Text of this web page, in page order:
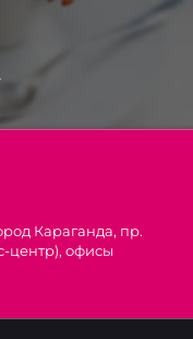
Караганда, пр.
центр), офисы